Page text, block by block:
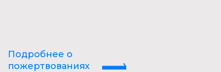
Подробнее о
пожертвованиях